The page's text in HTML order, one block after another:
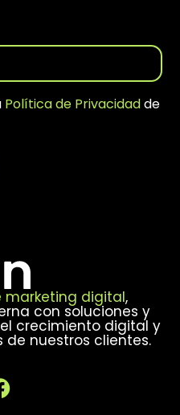
Política de Privacidadde
marketing digital,
con soluciones y
crecimiento digital y
nuestros clientes.